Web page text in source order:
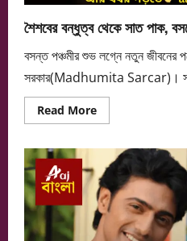
শৈশবের বন্ধুত্ব থেকে সাত পাক,
বসন্ত পঞ্চমীর শুভ লগ্নে নতুন জীবনের
সরকার(Madhumita Sarcar)।
Read MoreRead
more
বন্ধুত্ব
থেকে
সাত
পাক,
বসন্তে
মধুমিতার
বিয়ে